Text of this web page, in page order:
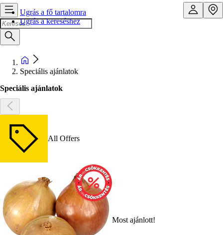
Ugrás a fő tartalomra
Ugrás a kereséshez
Speciális ajánlatok
Speciális ajánlatok
All Offers
Most ajánlott!